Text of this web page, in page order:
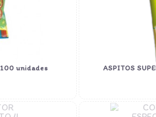
unidades ASPITOS